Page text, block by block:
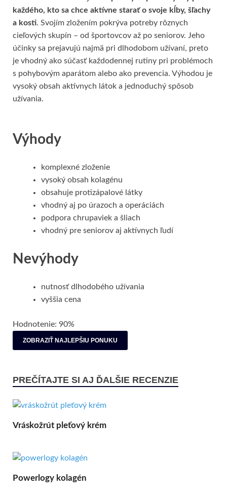
každého, kto sa chce aktívne starať o svoje kĺby, šľachy
a kosti. Svojím zložením pokrýva potreby rôznych
cieľových skupín – od športovcov až po seniorov. Jeho
účinky sa prejavujú najmä pri dlhodobom užívaní, preto
je vhodný ako súčasť každodennej rutiny pri problémoch
s pohybovým aparátom alebo ako prevencia. Výhodou je
vysoký obsah aktívnych látok a jednoduchý spôsob
užívania.
Výhody
komplexné zloženie
vysoký obsah kolagénu
obsahuje protizápalové látky
vhodný aj po úrazoch a operáciách
podpora chrupaviek a šliach
vhodný pre seniorov aj aktívnych ľudí
Nevýhody
nutnosť dlhodobého užívania
vyššia cena
Hodnotenie: 90%
ZOBRAZIŤ NAJLEPŠIU PONUKU
PREČÍTAJTE SI AJ ĎALŠIE RECENZIE
Vráskožrút pleťový krém
Powerlogy kolagén